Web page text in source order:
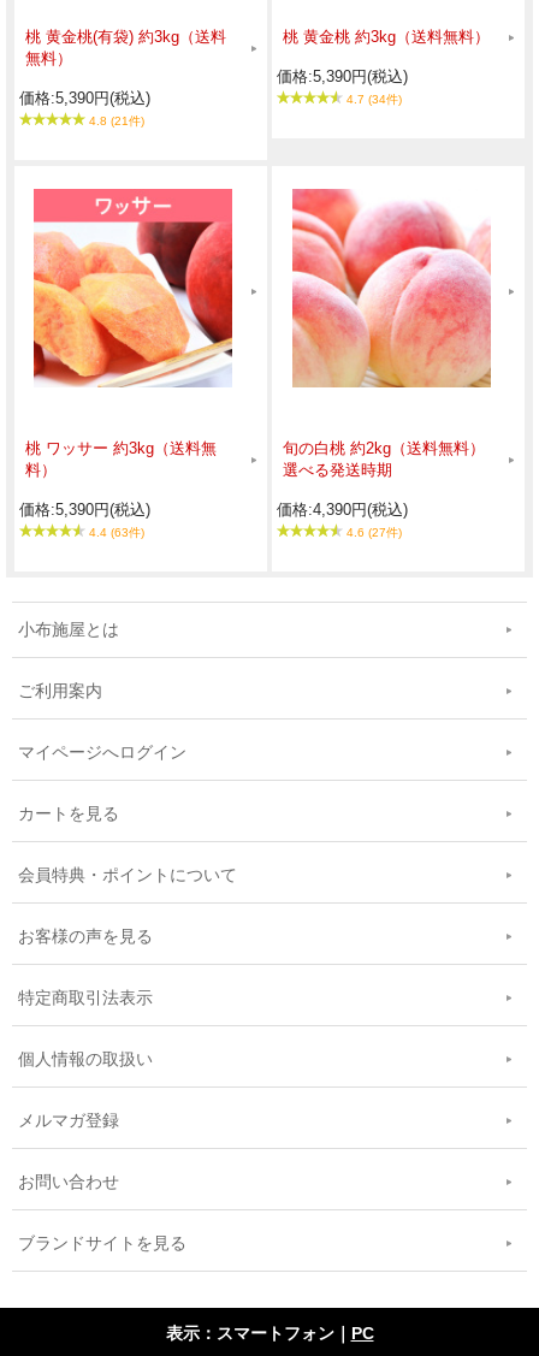
桃 黄金桃(有袋) 約3kg（送料
無料）
価格:5,390円(税込)
4.8 (21件)
桃 黄金桃 約3kg（送料無料）
価格:5,390円(税込)
4.7 (34件)
桃 ワッサー 約3kg（送料無
料）
価格:5,390円(税込)
4.4 (63件)
旬の白桃 約2kg（送料無料）
選べる発送時期
価格:4,390円(税込)
4.6 (27件)
小布施屋とは
ご利用案内
マイページへログイン
カートを見る
会員特典・ポイントについて
お客様の声を見る
特定商取引法表示
個人情報の取扱い
メルマガ登録
お問い合わせ
ブランドサイトを見る
表示：スマートフォン｜ PC